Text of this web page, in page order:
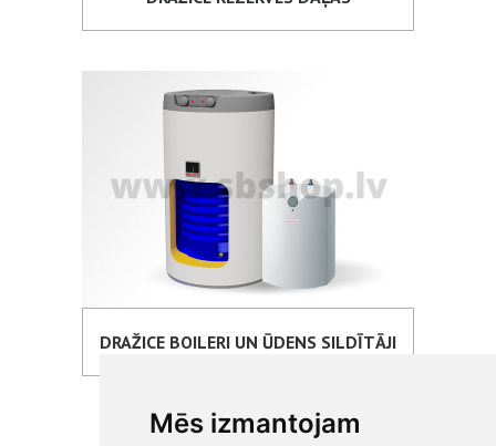
Mēs izmantojam
DRAŽICE BOILERI UN ŪDENS SILDĪTĀJI